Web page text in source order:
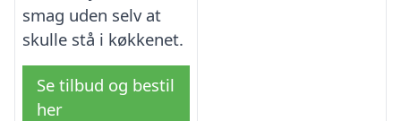
smag uden selv at
skulle stå i køkkenet.
Se tilbud og bestil
her